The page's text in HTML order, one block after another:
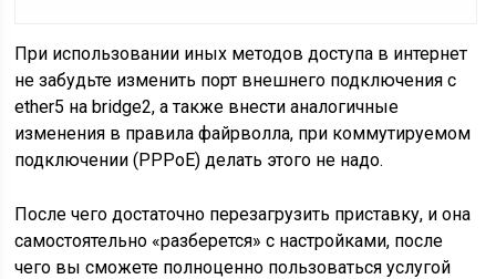
При использовании иных методов доступа в интернет
не забудьте изменить порт внешнего подключения с
ether5 на bridge2, а также внести аналогичные
изменения в правила файрволла, при коммутируемом
подключении (PPPoE) делать этого не надо.
После чего достаточно перезагрузить приставку, и она
самостоятельно «разберется» с настройками, после
чего вы сможете полноценно пользоваться услугой